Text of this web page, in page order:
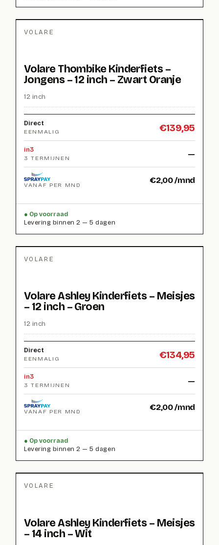
VOLARE
Volare Thombike Kinderfiets –
Jongens – 12 inch – Zwart Oranje
12 inch
Direct
EENMALIG €139,95
in3
3 TERMIJNEN —
VANAF PER MND €2,00/mnd
Op voorraad
Levering binnen 2 — 5 dagen
VOLARE
Volare Ashley Kinderfiets – Meisjes
– 12 inch – Groen
12 inch
Direct
EENMALIG €134,95
in3
3 TERMIJNEN —
VANAF PER MND €2,00/mnd
Op voorraad
Levering binnen 2 — 5 dagen
VOLARE
Volare Ashley Kinderfiets – Meisjes
– 14 inch – Wit